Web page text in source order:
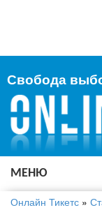
Свобода
МЕНЮ
Онлайн Тикетс »